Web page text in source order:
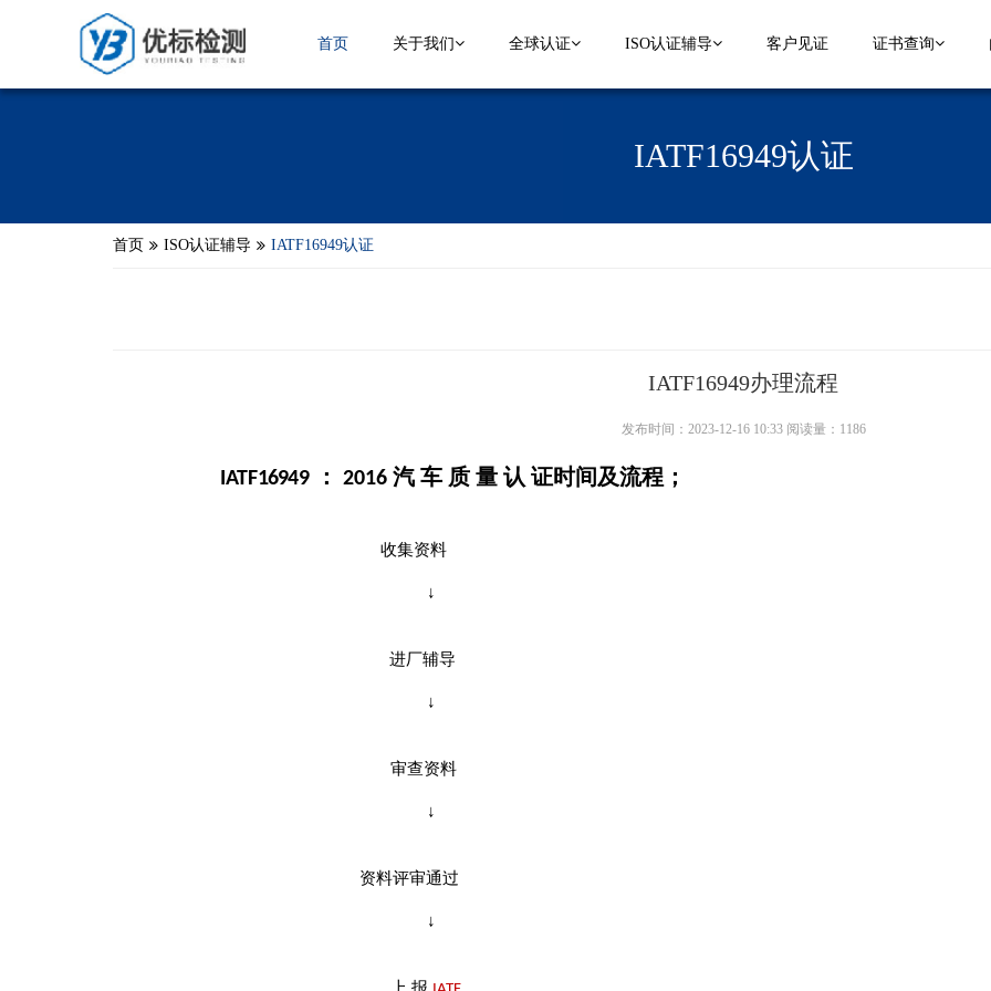
首页 关于我们 全球认证 ISO认证辅导 客户见证 证书查询
IATF16949认证
首页 ISO认证辅导 IATF16949认证
IATF16949办理流程
发布时间：2023-12-16 10:33 阅读量：1186
IATF16949 ： 2016 汽 车 质 量 认 证时间及流程；
收 集 资 料
↓
进厂辅导
↓
审查资料
↓
资料评审通过
↓